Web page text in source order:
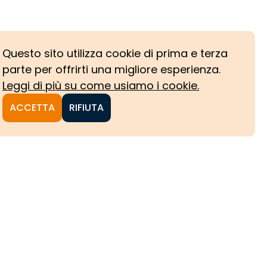
Questo sito utilizza cookie di prima e terza
parte per offrirti una migliore esperienza.
Leggi di più su come usiamo i cookie.
ACCETTA RIFIUTA